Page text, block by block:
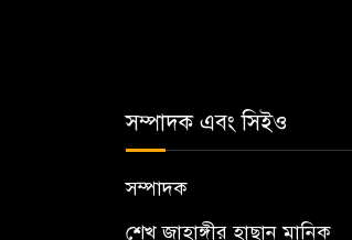
সম্পাদক এবং সিইও
সম্পাদক
শেখ জাহাঙ্গীর হাছান মানিক